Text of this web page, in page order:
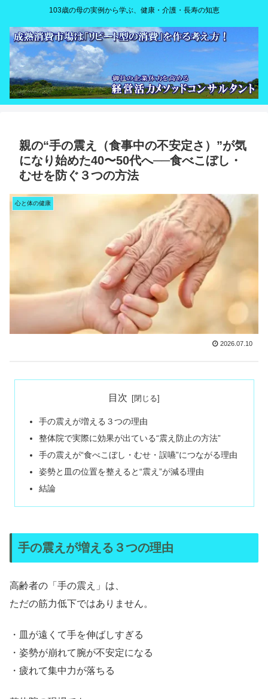
103歳の母の実例から学ぶ、健康・介護・長寿の知恵
親の“手の震え（食事中の不安定さ）”が気
になり始めた40〜50代へ──食べこぼし・
むせを防ぐ３つの方法
心と体の健康
2026.07.10
目次
手の震えが増える３つの理由
整体院で実際に効果が出ている“震え防止の方法”
手の震えが“食べこぼし・むせ・誤嚥”につながる理由
姿勢と皿の位置を整えると“震え”が減る理由
結論
手の震えが増える３つの理由
高齢者の「手の震え」は、
ただの筋力低下ではありません。
・皿が遠くて手を伸ばしすぎる
・姿勢が崩れて腕が不安定になる
・疲れて集中力が落ちる